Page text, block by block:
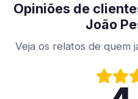
Opiniões de
João
Veja os relatos de quem